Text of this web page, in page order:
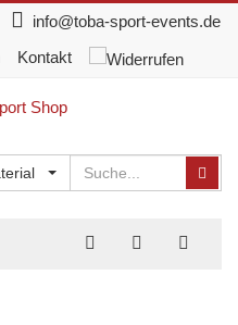
info@toba-sport-events.de
Kontakt
Suchen